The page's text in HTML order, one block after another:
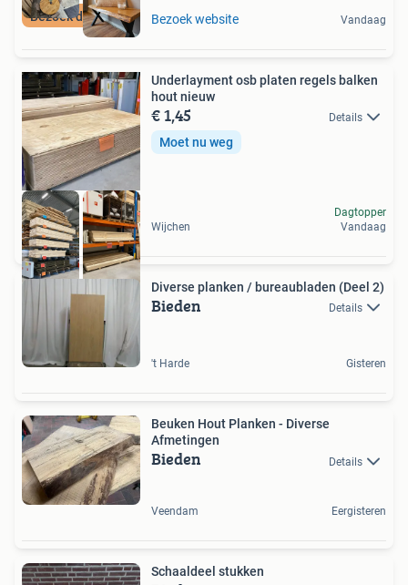
Bezoek de showroom Bezoek website Vandaag
Underlayment osb platen regels balken
hout nieuw
€ 1,45 Details
Moet nu weg
Wijchen
Dagtopper
Vandaag
Diverse planken / bureaubladen (Deel 2)
Bieden Details
't Harde Gisteren
Beuken Hout Planken - Diverse
Afmetingen
Bieden Details
Veendam Eergisteren
Schaaldeel stukken